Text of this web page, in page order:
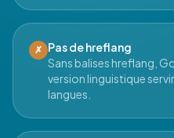
✗ Pas de hreflang
Sans balises hreflang,
version linguistique
langues.